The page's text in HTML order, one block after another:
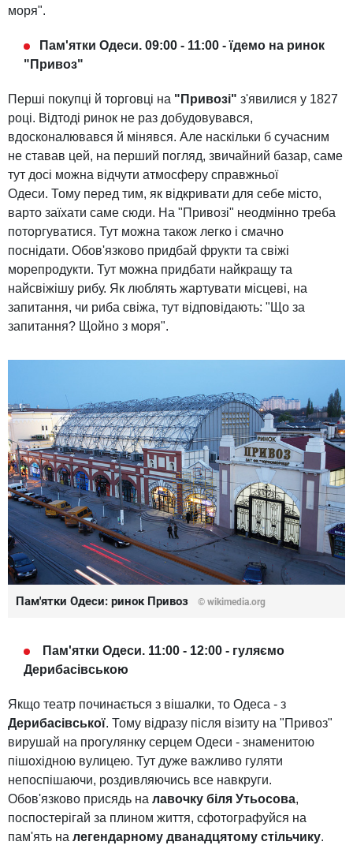
моря".
Пам'ятки Одеси. 09:00 - 11:00 - їдемо на ринок
"Привоз"
Перші покупці й торговці на "Привозі" з'явилися у 1827
році. Відтоді ринок не раз добудовувався,
вдосконалювався й мінявся. Але наскільки б сучасним
не ставав цей, на перший погляд, звичайний базар, саме
тут досі можна відчути атмосферу справжньої
Одеси. Тому перед тим, як відкривати для себе місто,
варто заїхати саме сюди. На "Привозі" неодмінно треба
поторгуватися. Тут можна також легко і смачно
поснідати. Обов'язково придбай фрукти та свіжі
морепродукти. Тут можна придбати найкращу та
найсвіжішу рибу. Як люблять жартувати місцеві, на
запитання, чи риба свіжа, тут відповідають: "Що за
запитання? Щойно з моря".
Пам'ятки Одеси: ринок Привоз © wikimedia.org
Пам'ятки Одеси. 11:00 - 12:00 - гуляємо
Дерибасівською
Якщо театр починається з вішалки, то Одеса - з
Дерибасівської. Тому відразу після візиту на "Привоз"
вирушай на прогулянку серцем Одеси - знаменитою
пішохідною вулицею. Тут дуже важливо гуляти
непоспішаючи, роздивляючись все навкруги.
Обов'язково присядь на лавочку біля Утьосова,
поспостерігай за плином життя, сфотографуйся на
пам'ять на легендарному дванадцятому стільчику.